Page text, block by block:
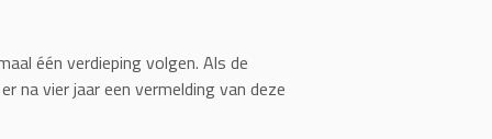
één verdieping volgen. Als de
na vier jaar een vermelding van deze